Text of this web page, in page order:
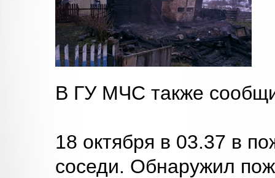
В ГУ МЧС также
18 октября в 03.37 в
соседи. Обнаружил